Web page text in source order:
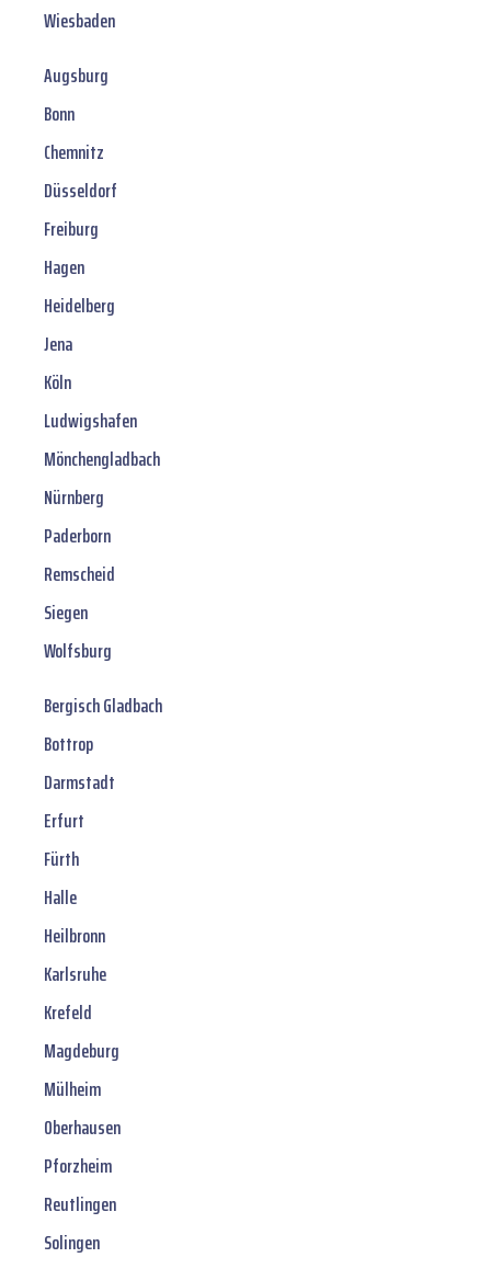
Wiesbaden
Augsburg
Bonn
Chemnitz
Düsseldorf
Freiburg
Hagen
Heidelberg
Jena
Köln
Ludwigshafen
Mönchengladbach
Nürnberg
Paderborn
Remscheid
Siegen
Wolfsburg
Bergisch Gladbach
Bottrop
Darmstadt
Erfurt
Fürth
Halle
Heilbronn
Karlsruhe
Krefeld
Magdeburg
Mülheim
Oberhausen
Pforzheim
Reutlingen
Solingen